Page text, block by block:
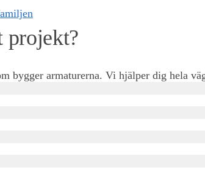
projekt?
bygger armaturerna. Vi hjälper dig hela